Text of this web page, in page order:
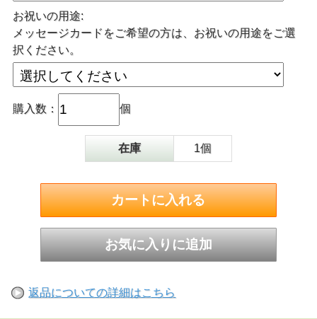
お祝いの用途:
メッセージカードをご希望の方は、お祝いの用途をご選
択ください。
購入数： 個
在庫 1個
返品についての詳細はこちら